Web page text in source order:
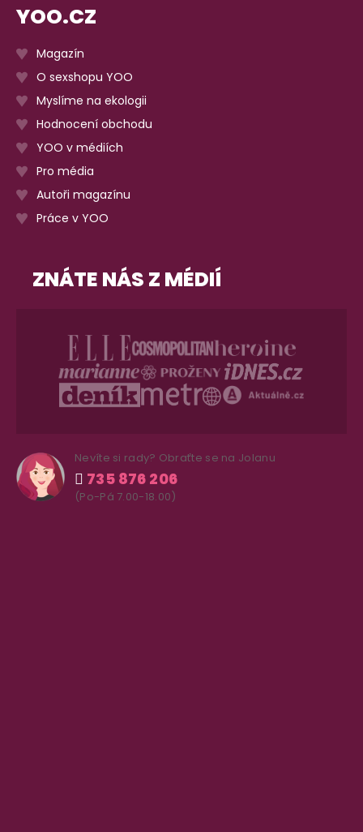
YOO.CZ
Magazín
O sexshopu YOO
Myslíme na ekologii
Hodnocení obchodu
YOO v médiích
Pro média
Autoři magazínu
Práce v YOO
ZNÁTE NÁS Z MÉDIÍ
Nevíte si rady? Obraťte se na Jolanu
735 876 206
(Po-Pá 7.00-18.00)